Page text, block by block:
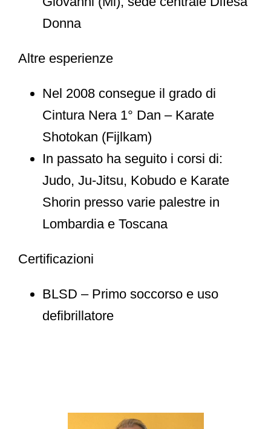
Donna
Altre esperienze
Nel 2008 consegue il grado di
Cintura Nera 1° Dan – Karate
Shotokan (Fijlkam)
In passato ha seguito i corsi di:
Judo, Ju-Jitsu, Kobudo e Karate
Shorin presso varie palestre in
Lombardia e Toscana
Certificazioni
BLSD – Primo soccorso e uso
defibrillatore